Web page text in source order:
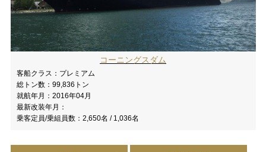
コーニングスダム
客船クラス： プレミアム
総トン数： 99,836トン
就航年月： 2016年04月
最新改装年月：
乗客定員/乗組員数： 2,650名 / 1,036名